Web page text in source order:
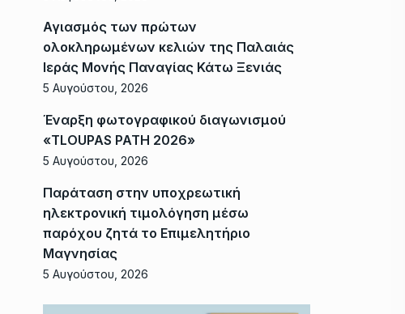
Αγιασμός των πρώτων
ολοκληρωμένων κελιών της Παλαιάς
Ιεράς Μονής Παναγίας Κάτω Ξενιάς
5 Αυγούστου, 2026
Έναρξη φωτογραφικού διαγωνισμού
«TLOUPAS PATH 2026»
5 Αυγούστου, 2026
Παράταση στην υποχρεωτική
ηλεκτρονική τιμολόγηση μέσω
παρόχου ζητά το Επιμελητήριο
Μαγνησίας
5 Αυγούστου, 2026